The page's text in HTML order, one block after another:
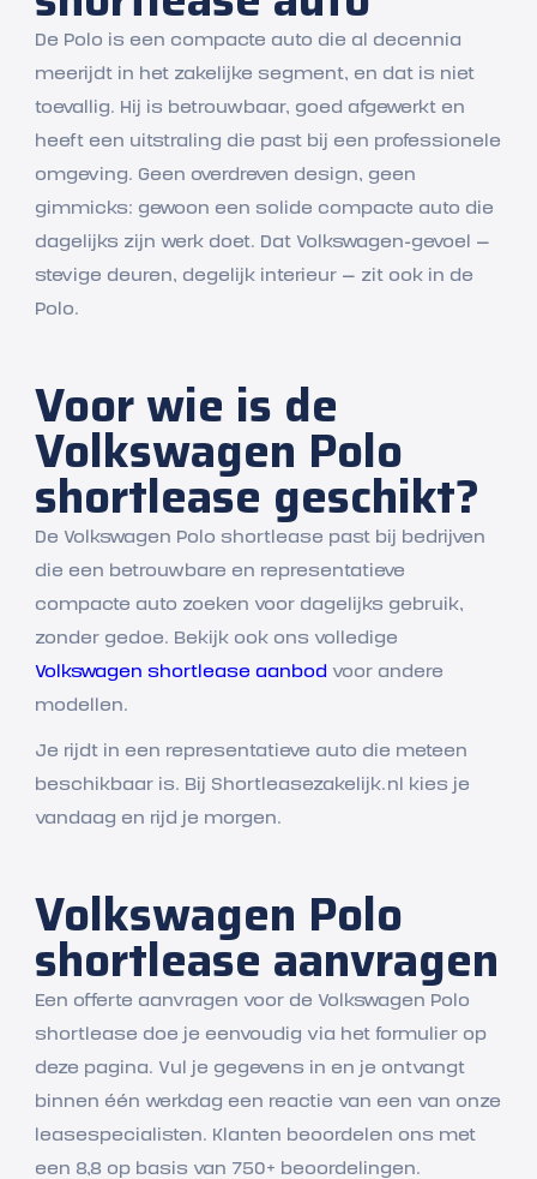
De Polo is een compacte auto die al decennia
meerijdt in het zakelijke segment, en dat is niet
toevallig. Hij is betrouwbaar, goed afgewerkt en
heeft een uitstraling die past bij een professionele
omgeving. Geen overdreven design, geen
gimmicks: gewoon een solide compacte auto die
dagelijks zijn werk doet. Dat Volkswagen-gevoel —
stevige deuren, degelijk interieur — zit ook in de
Polo.
Voor wie is de
Volkswagen Polo
shortlease geschikt?
De Volkswagen Polo shortlease past bij bedrijven
die een betrouwbare en representatieve
compacte auto zoeken voor dagelijks gebruik,
zonder gedoe. Bekijk ook ons volledige
Volkswagen shortlease aanbod voor andere
modellen.
Je rijdt in een representatieve auto die meteen
beschikbaar is. Bij Shortleasezakelijk.nl kies je
vandaag en rijd je morgen.
Volkswagen Polo
shortlease aanvragen
Een offerte aanvragen voor de Volkswagen Polo
shortlease doe je eenvoudig via het formulier op
deze pagina. Vul je gegevens in en je ontvangt
binnen één werkdag een reactie van een van onze
leasespecialisten. Klanten beoordelen ons met
een 8,8 op basis van 750+ beoordelingen.